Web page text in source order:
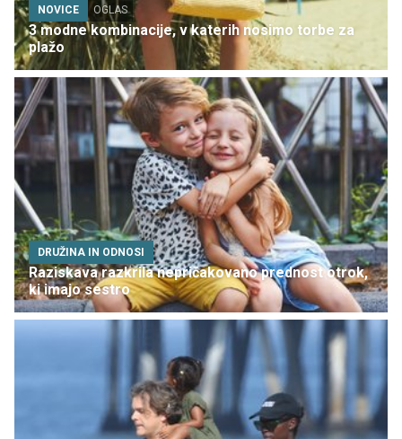
NOVICE OGLAS
3 modne kombinacije, v katerih nosimo torbe za
plažo
DRUŽINA IN ODNOSI
Raziskava razkrila nepričakovano prednost otrok,
ki imajo sestro